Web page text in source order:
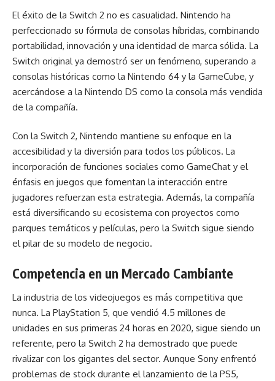
El éxito de la Switch 2 no es casualidad. Nintendo ha
perfeccionado su fórmula de consolas híbridas, combinando
portabilidad, innovación y una identidad de marca sólida. La
Switch original ya demostró ser un fenómeno, superando a
consolas históricas como la Nintendo 64 y la GameCube, y
acercándose a la Nintendo DS como la consola más vendida
de la compañía.
Con la Switch 2, Nintendo mantiene su enfoque en la
accesibilidad y la diversión para todos los públicos. La
incorporación de funciones sociales como GameChat y el
énfasis en juegos que fomentan la interacción entre
jugadores refuerzan esta estrategia. Además, la compañía
está diversificando su ecosistema con proyectos como
parques temáticos y películas, pero la Switch sigue siendo
el pilar de su modelo de negocio.
Competencia en un Mercado Cambiante
La industria de los videojuegos es más competitiva que
nunca. La PlayStation 5, que vendió 4.5 millones de
unidades en sus primeras 24 horas en 2020, sigue siendo un
referente, pero la Switch 2 ha demostrado que puede
rivalizar con los gigantes del sector. Aunque Sony enfrentó
problemas de stock durante el lanzamiento de la PS5,